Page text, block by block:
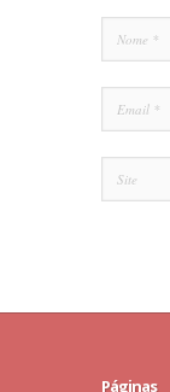
Páginas